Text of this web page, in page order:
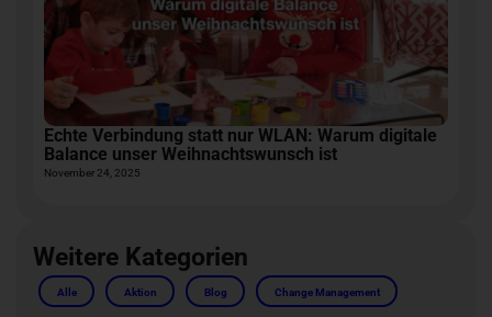
Echte Verbindung statt nur WLAN: Warum digitale
Balance unser Weihnachtswunsch ist
November 24, 2025
Weitere Kategorien
Alle Aktion Blog Change Management